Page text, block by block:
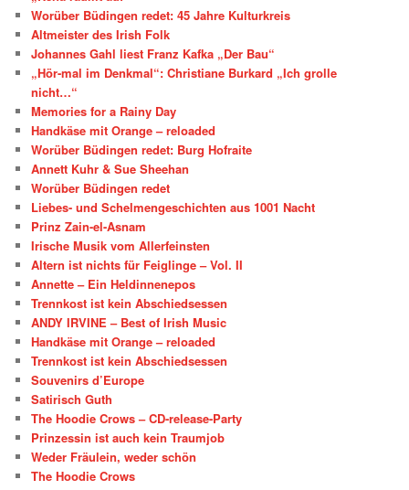
Worüber Büdingen redet: 45 Jahre Kulturkreis
Altmeister des Irish Folk
Johannes Gahl liest Franz Kafka „Der Bau“
„Hör-mal im Denkmal“: Christiane Burkard „Ich grolle
nicht…“
Memories for a Rainy Day
Handkäse mit Orange – reloaded
Worüber Büdingen redet: Burg Hofraite
Annett Kuhr & Sue Sheehan
Worüber Büdingen redet
Liebes- und Schelmengeschichten aus 1001 Nacht
Prinz Zain-el-Asnam
Irische Musik vom Allerfeinsten
Altern ist nichts für Feiglinge – Vol. II
Annette – Ein Heldinnenepos
Trennkost ist kein Abschiedsessen
ANDY IRVINE – Best of Irish Music
Handkäse mit Orange – reloaded
Trennkost ist kein Abschiedsessen
Souvenirs d’Europe
Satirisch Guth
The Hoodie Crows – CD-release-Party
Prinzessin ist auch kein Traumjob
Weder Fräulein, weder schön
The Hoodie Crows